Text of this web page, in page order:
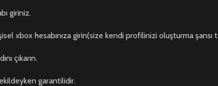
giriniz.
xbox hesabınıza girin(size kendi profilinizi oluşturma şansı
çıkarın.
garantilidir.